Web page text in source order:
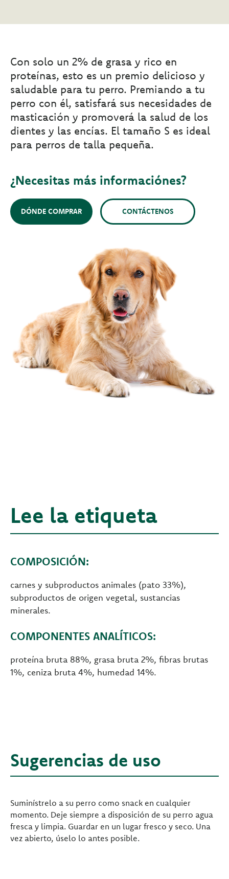
Con solo un 2% de grasa y rico en
proteínas, esto es un premio delicioso y
saludable para tu perro. Premiando a tu
perro con él, satisfará sus necesidades de
masticación y promoverá la salud de los
dientes y las encías. El tamaño S es ideal
para perros de talla pequeña.
¿Necesitas más informaciónes?
DÓNDE COMPRAR CONTÁCTENOS
Lee la etiqueta
COMPOSICIÓN:
carnes y subproductos animales (pato 33%),
subproductos de origen vegetal, sustancias
minerales.
COMPONENTES ANALÍTICOS:
proteína bruta 88%, grasa bruta 2%, fibras brutas
1%, ceniza bruta 4%, humedad 14%.
Sugerencias de uso
Suminístrelo a su perro como snack en cualquier
momento. Deje siempre a disposición de su perro agua
fresca y limpia. Guardar en un lugar fresco y seco. Una
vez abierto, úselo lo antes posible.